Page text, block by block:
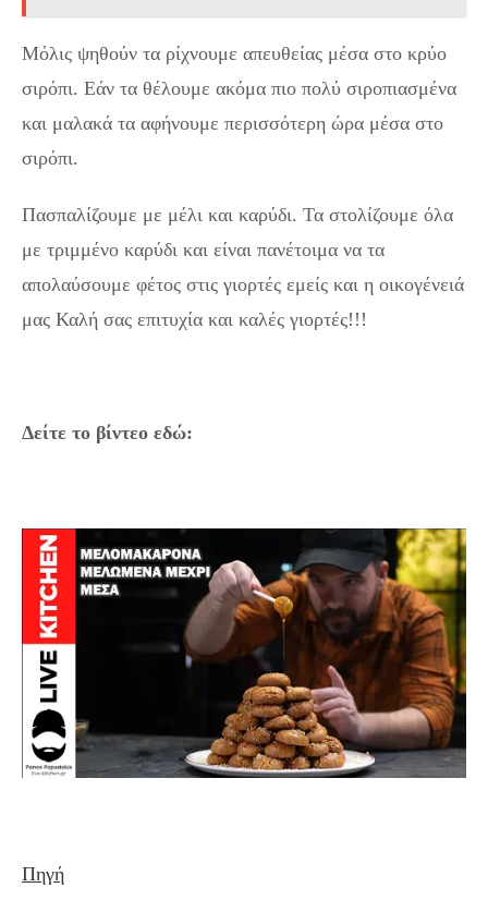
Μόλις ψηθούν τα ρίχνουμε απευθείας μέσα στο κρύο
σιρόπι. Εάν τα θέλουμε ακόμα πιο πολύ σιροπιασμένα
και μαλακά τα αφήνουμε περισσότερη ώρα μέσα στο
σιρόπι.
Πασπαλίζουμε με μέλι και καρύδι. Τα στολίζουμε όλα
με τριμμένο καρύδι και είναι πανέτοιμα να τα
απολαύσουμε φέτος στις γιορτές εμείς και η οικογένειά
μας Καλή σας επιτυχία και καλές γιορτές!!!
Δείτε το βίντεο εδώ:
Πηγή